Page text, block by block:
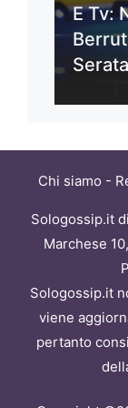
E Tv:
Serata
Chi siamo -
Sologossip.it
Marchese
Sologossip.it
viene
pertanto